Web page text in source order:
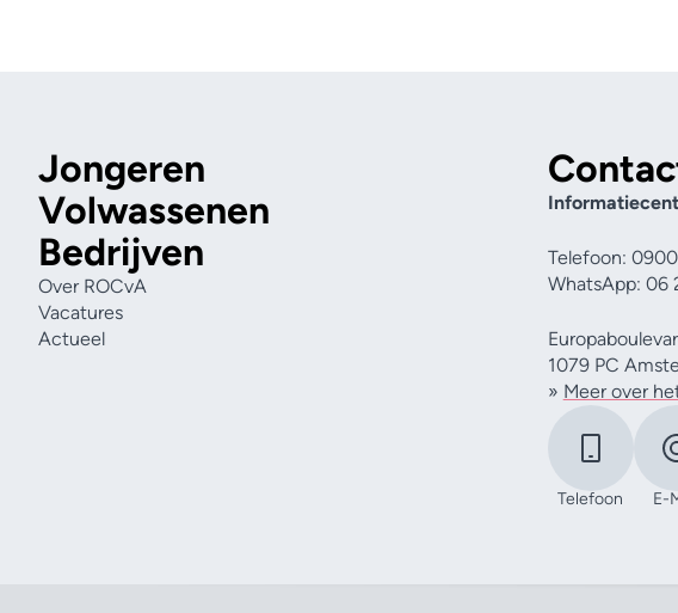
Jongeren
Volwassenen
Bedrijven
Over ROCvA
Vacatures
Actueel
Telefoon:
WhatsApp: 06
1079 PC
» Meer over
Telefoon E-